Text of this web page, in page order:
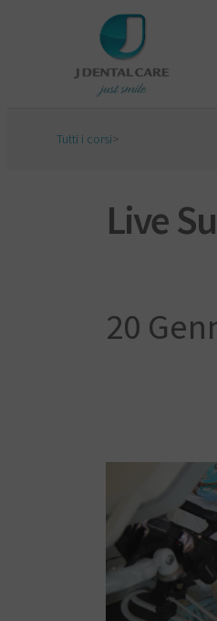
Tutti i corsi>
Live
20